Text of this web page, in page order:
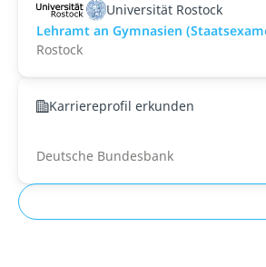
Universität Rostock
Lehramt an Gymnasien
Rostock
Karriereprofil erkunden
Deutsche Bundesbank